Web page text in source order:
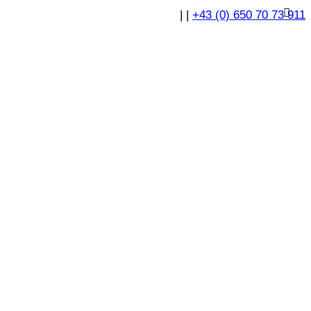
| | +43 (0) 650 70 73 911